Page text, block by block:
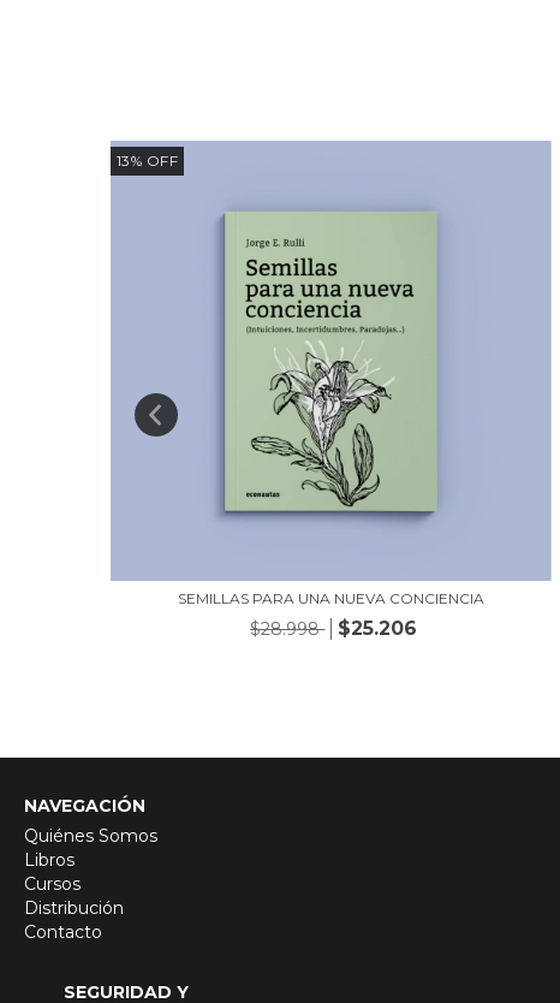
13% OFF
SEMILLAS PARA UNA NUEVA CONCIENCIA
$28.998 $25.206
NAVEGACIÓN
Quiénes Somos
Libros
Cursos
Distribución
Contacto
SEGURIDAD Y